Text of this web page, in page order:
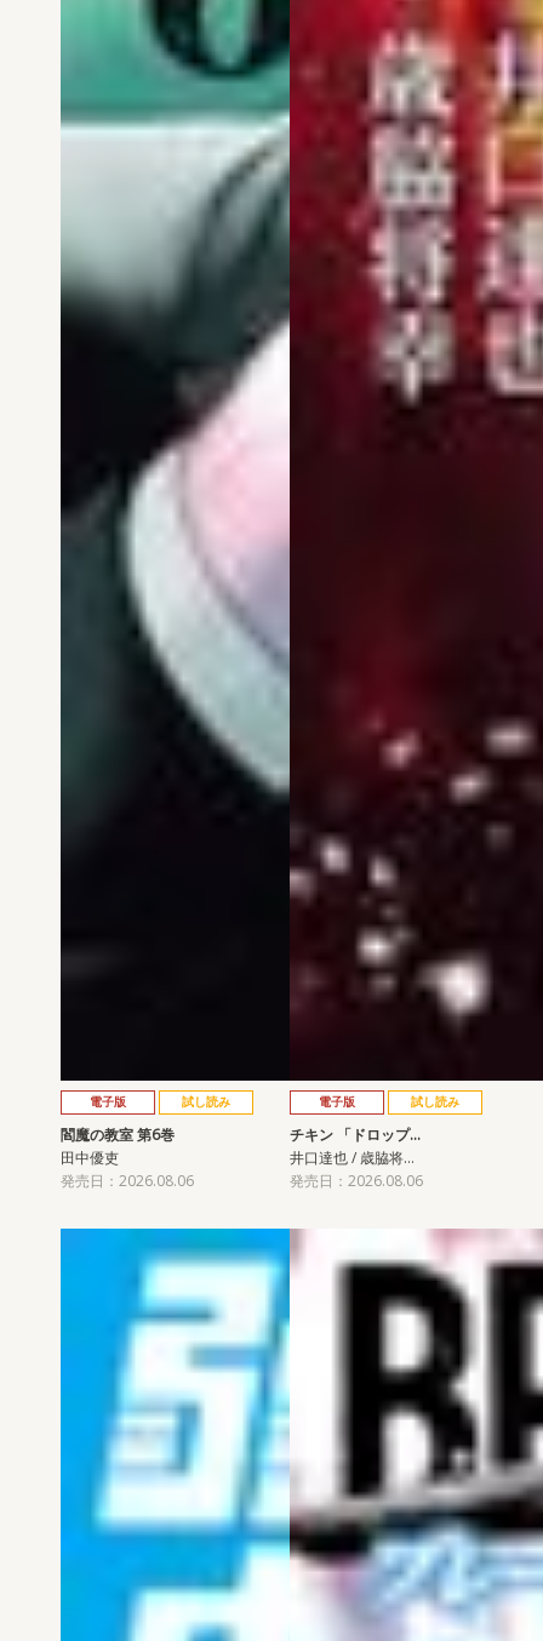
電子版 試し読み
閻魔の教室 第6巻
田中優吏
発売日：2026.08.06
電子版 試し読み
チキン 「ドロップ…
井口達也 / 歳脇将…
発売日：2026.08.06